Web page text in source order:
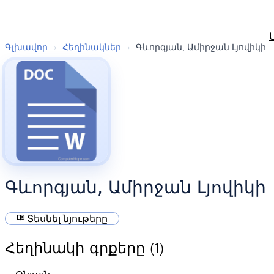
Գլխավոր › Հեղինակներ › Գևորգյան, Ամիրջան Լյովիկի
Գևորգյան, Ամիրջան Լյովիկի
menu_book Տեսնել նյութերը
Հեղինակի գրքերը (1)